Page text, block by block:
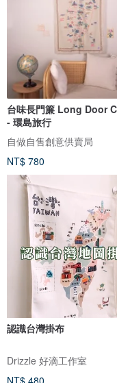
台味長門簾 Long Door
- 環島旅行
自做自售創意供賣局
NT$ 780
認識台灣掛布
Drizzle 好滴工作室
NT$ 480